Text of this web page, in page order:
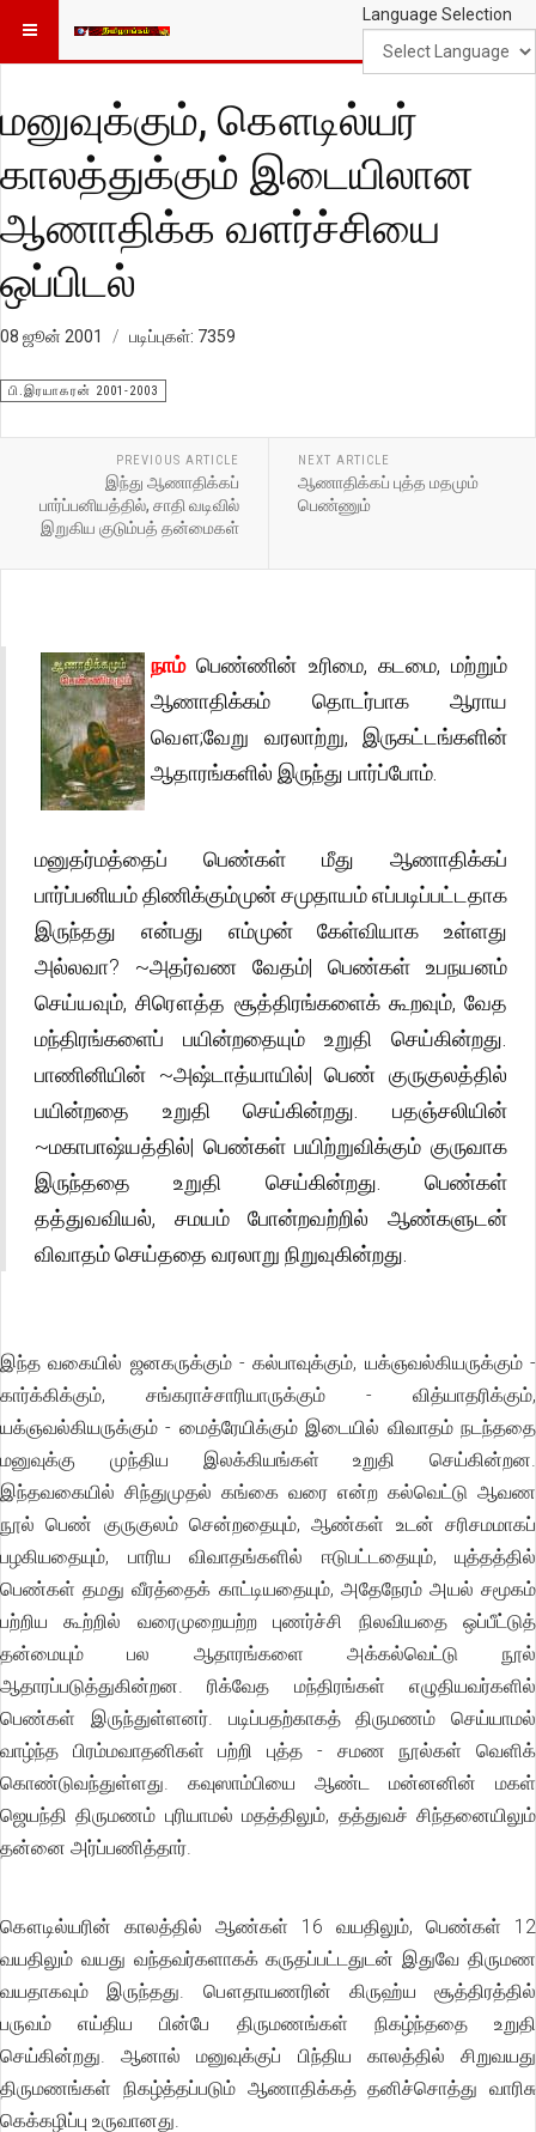
Language Selection
மனுவுக்கும், கௌடில்யர்
காலத்துக்கும் இடையிலான
ஆணாதிக்க வளர்ச்சியை
ஒப்பிடல்
08 ஜூன் 2001 படிப்புகள்: 7359
பி.இரயாகரன் 2001-2003
PREVIOUS ARTICLE
இந்து ஆணாதிக்கப்
பார்ப்பனியத்தில், சாதி வடிவில்
இறுகிய குடும்பத் தன்மைகள்
NEXT ARTICLE
ஆணாதிக்கப் புத்த மதமும்
பெண்ணும்
நாம்பெண்ணின் உரிமை, கடமை, மற்றும்
ஆணாதிக்கம் தொடர்பாக ஆராய
வௌ;வேறு வரலாற்று, இருகட்டங்களின்
ஆதாரங்களில் இருந்து பார்ப்போம்.
மனுதர்மத்தைப் பெண்கள் மீது ஆணாதிக்கப்
பார்ப்பனியம் திணிக்கும்முன் சமுதாயம் எப்படிப்பட்டதாக
இருந்தது என்பது எம்முன் கேள்வியாக உள்ளது
அல்லவா? ~அதர்வண வேதம்| பெண்கள் உபநயனம்
செய்யவும், சிரௌத்த சூத்திரங்களைக் கூறவும், வேத
மந்திரங்களைப் பயின்றதையும் உறுதி செய்கின்றது.
பாணினியின் ~அஷ்டாத்யாயில்| பெண் குருகுலத்தில்
பயின்றதை உறுதி செய்கின்றது. பதஞ்சலியின்
~மகாபாஷ்யத்தில்| பெண்கள் பயிற்றுவிக்கும் குருவாக
இருந்ததை உறுதி செய்கின்றது. பெண்கள்
தத்துவவியல், சமயம் போன்றவற்றில் ஆண்களுடன்
விவாதம் செய்ததை வரலாறு நிறுவுகின்றது.
இந்த வகையில் ஜனகருக்கும் - கல்பாவுக்கும், யக்ஞவல்கியருக்கும் -
கார்க்கிக்கும், சங்கராச்சாரியாருக்கும் - வித்யாதரிக்கும்,
யக்ஞவல்கியருக்கும் - மைத்ரேயிக்கும் இடையில் விவாதம் நடந்ததை
மனுவுக்கு முந்திய இலக்கியங்கள் உறுதி செய்கின்றன.
இந்தவகையில் சிந்துமுதல் கங்கை வரை என்ற கல்வெட்டு ஆவண
நூல் பெண் குருகுலம் சென்றதையும், ஆண்கள் உடன் சரிசமமாகப்
பழகியதையும், பாரிய விவாதங்களில் ஈடுபட்டதையும், யுத்தத்தில்
பெண்கள் தமது வீரத்தைக் காட்டியதையும், அதேநேரம் அயல் சமூகம்
பற்றிய கூற்றில் வரைமுறையற்ற புணர்ச்சி நிலவியதை ஒப்பீட்டுத்
தன்மையும் பல ஆதாரங்களை அக்கல்வெட்டு நூல்
ஆதாரப்படுத்துகின்றன. ரிக்வேத மந்திரங்கள் எழுதியவர்களில்
பெண்கள் இருந்துள்ளனர். படிப்பதற்காகத் திருமணம் செய்யாமல்
வாழ்ந்த பிரம்மவாதனிகள் பற்றி புத்த - சமண நூல்கள் வெளிக்
கொண்டுவந்துள்ளது. கவுஸாம்பியை ஆண்ட மன்னனின் மகள்
ஜெயந்தி திருமணம் புரியாமல் மதத்திலும், தத்துவச் சிந்தனையிலும்
தன்னை அர்ப்பணித்தார்.
கௌடில்யரின் காலத்தில் ஆண்கள் 16 வயதிலும், பெண்கள் 12
வயதிலும் வயது வந்தவர்களாகக் கருதப்பட்டதுடன் இதுவே திருமண
வயதாகவும் இருந்தது. பௌதாயணரின் கிருஹ்ய சூத்திரத்தில்
பருவம் எய்திய பின்பே திருமணங்கள் நிகழ்ந்ததை உறுதி
செய்கின்றது. ஆனால் மனுவுக்குப் பிந்திய காலத்தில் சிறுவயது
திருமணங்கள் நிகழ்த்தப்படும் ஆணாதிக்கத் தனிச்சொத்து வாரிசு
கெக்கழிப்பு உருவானது.